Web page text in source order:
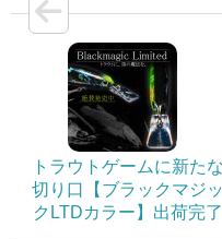
トラウトゲームに新たな
切り口【ブラックマジッ
クLTDカラー】出荷完了